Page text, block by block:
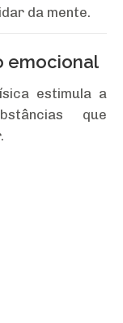
da mente.
emocional
estimula a
que